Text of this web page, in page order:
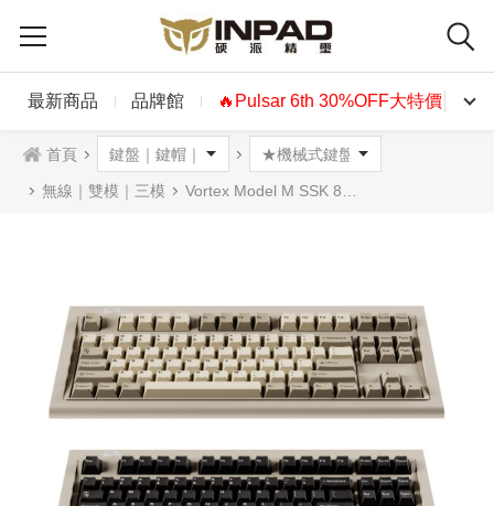
最新商品 品牌館 🔥Pulsar 6th 30%OFF大特價🔥
首頁
無線｜雙模｜三模 Vortex Model M SSK 80% ABS版 無線三模機械式鍵盤 Cherry櫻桃軸 TKL/WKL